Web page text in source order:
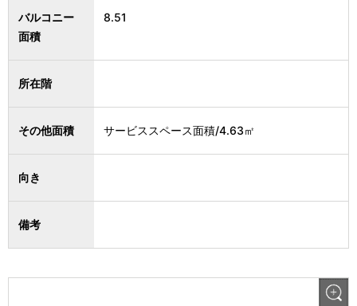
バルコニー
面積
8.51
所在階
その他面積 サービススペース面積/4.63㎡
向き
備考